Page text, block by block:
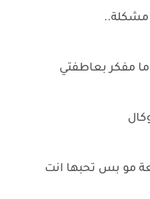
مشكلة..
مفكر بعاطفتي
مو بس تحبها انت